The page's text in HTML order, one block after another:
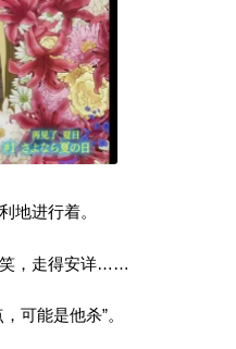
地进行着。
笑，走得安详……
可能是他杀”。